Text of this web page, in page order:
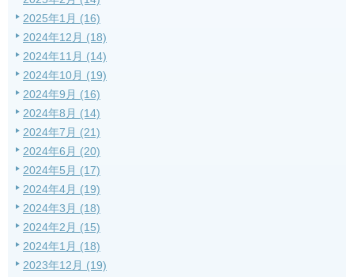
2025年1月 (16)
2024年12月 (18)
2024年11月 (14)
2024年10月 (19)
2024年9月 (16)
2024年8月 (14)
2024年7月 (21)
2024年6月 (20)
2024年5月 (17)
2024年4月 (19)
2024年3月 (18)
2024年2月 (15)
2024年1月 (18)
2023年12月 (19)